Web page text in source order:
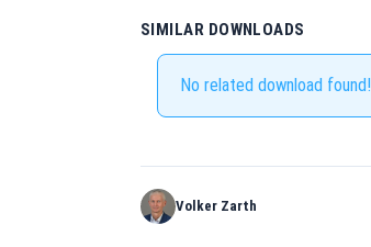
SIMILAR DOWNLOADS
No related download found!
Volker Zarth